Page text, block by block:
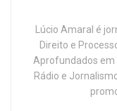
Lúcio Amaral é
Direito e
Aprofundados em
Rádio e